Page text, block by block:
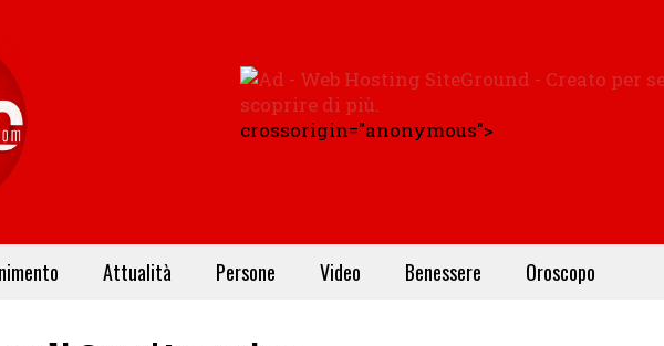
crossorigin="anonymous">
Attualità Persone Video Benessere Oroscopo